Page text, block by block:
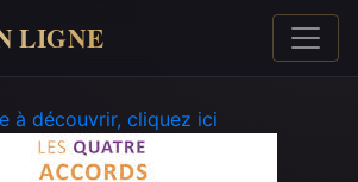
à découvrir, cliquez ici
LIGNE